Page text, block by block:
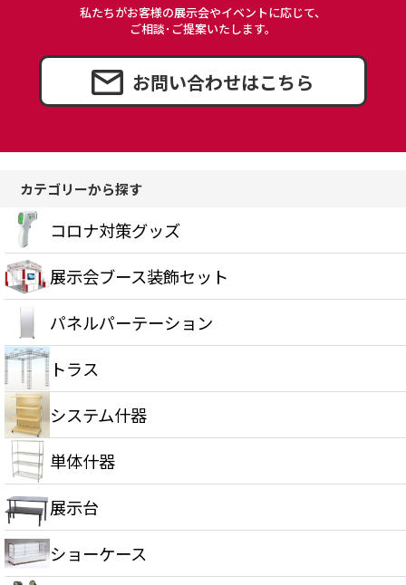
私たちがお客様の展示会やイベントに応じて、
ご相談･ご提案いたします。
お問い合わせはこちら
カテゴリーから探す
コロナ対策グッズ
展示会ブース装飾セット
パネルパーテーション
トラス
システム什器
単体什器
展示台
ショーケース